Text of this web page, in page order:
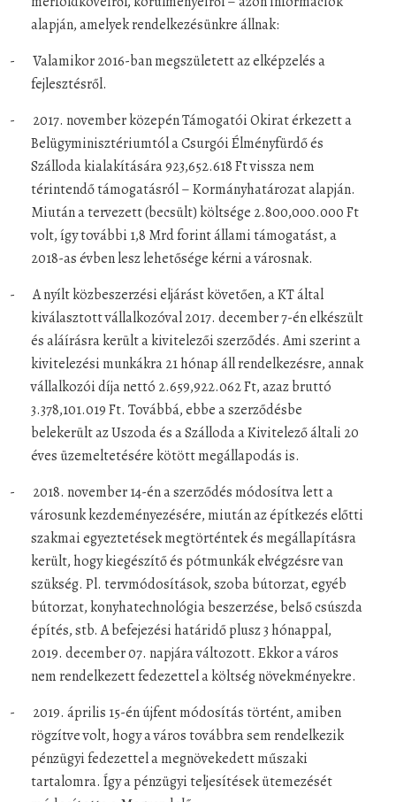
alapján, amelyek rendelkezésünkre állnak:
-
Valamikor 2016-ban megszületett az elképzelés a
fejlesztésről.
-
2017. november közepén Támogatói Okirat érkezett a
Belügyminisztériumtól a Csurgói Élményfürdő és
Szálloda kialakítására 923,652.618 Ft vissza nem
térintendő támogatásról – Kormányhatározat alapján.
Miután a tervezett (becsült) költsége 2.800,000.000 Ft
volt, így további 1,8 Mrd forint állami támogatást, a
2018-as évben lesz lehetősége kérni a városnak.
-
A nyílt közbeszerzési eljárást követően, a KT által
kiválasztott vállalkozóval 2017. december 7-én elkészült
és aláírásra került a kivitelezői szerződés. Ami szerint a
kivitelezési munkákra 21 hónap áll rendelkezésre, annak
vállalkozói díja nettó 2.659,922.062 Ft, azaz bruttó
3.378,101.019 Ft. Továbbá, ebbe a szerződésbe
belekerült az Uszoda és a Szálloda a Kivitelező általi 20
éves üzemeltetésére kötött megállapodás is.
-
2018. november 14-én a szerződés módosítva lett a
városunk kezdeményezésére, miután az építkezés előtti
szakmai egyeztetések megtörténtek és megállapításra
került, hogy kiegészítő és pótmunkák elvégzésre van
szükség. Pl. tervmódosítások, szoba bútorzat, egyéb
bútorzat, konyhatechnológia beszerzése, belső csúszda
építés, stb. A befejezési határidő plusz 3 hónappal,
2019. december 07. napjára változott. Ekkor a város
nem rendelkezett fedezettel a költség növekményekre.
-
2019. április 15-én újfent módosítás történt, amiben
rögzítve volt, hogy a város továbbra sem rendelkezik
pénzügyi fedezettel a megnövekedett műszaki
tartalomra. Így a pénzügyi teljesítések ütemezését